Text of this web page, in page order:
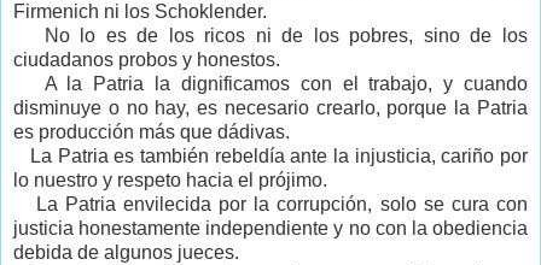
Firmenich ni los Schoklender.
No lo es de los ricos ni de los pobres, sino de los
ciudadanos probos y honestos.
A la Patria la dignificamos con el trabajo, y cuando
disminuye o no hay, es necesario crearlo, porque la Patria
es producción más que dádivas.
La Patria es también rebeldía ante la injusticia, cariño por
lo nuestro y respeto hacia el prójimo.
La Patria envilecida por la corrupción, solo se cura con
justicia honestamente independiente y no con la obediencia
debida de algunos jueces.